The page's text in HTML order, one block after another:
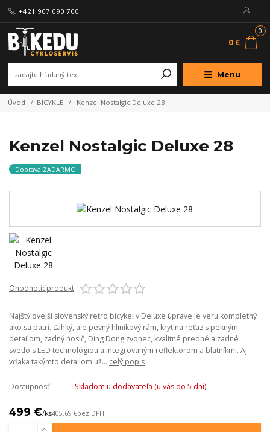
Menu
+421 907 090 700
0
0 €
Úvod BICYKLE Kenzel Nostalgic Deluxe 28
Kenzel Nostalgic Deluxe 28
Doprava ZADARMO
Ohodnotiť produkt
Najštýlovejší slovenský retro bicykel v Deluxe úprave je veru kompletný
ako sa patrí. Ľahký, ale pevný hliníkový rám, kryt na reťaz s pekným
detailom, zadný nosič, Ding Dong zvonec, kvalitné predné a zadné
svetlo s LED technológiou a integrovaným reflektorom a blatníkmi. Aj
vďaka takýmto detailom už... celý popis
Dostupnosť Skladom u dodávateľa (u vás do 5 dní)
499 €/ks405,69 €bez DPH